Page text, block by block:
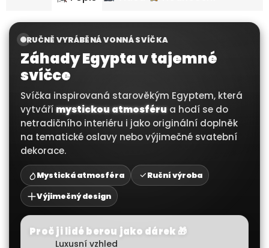
RUČNĚ VYRÁBĚNÁ VONNÁ SVÍČKA
Záhady Egypta v tajemné
svíčce
Svíčka inspirovaná starověkým Egyptem, která
vytvářímystickou atmosféru a hodí se do
netradičního interiéru i jako originální doplněk
na tematické oslavy nebo výjimečné svatební
dekorace.
Mystická atmosféra Ruční výroba
Výjimečný design
Proč ji lidé berou jako dárek 🎁
Luxusní vzhled